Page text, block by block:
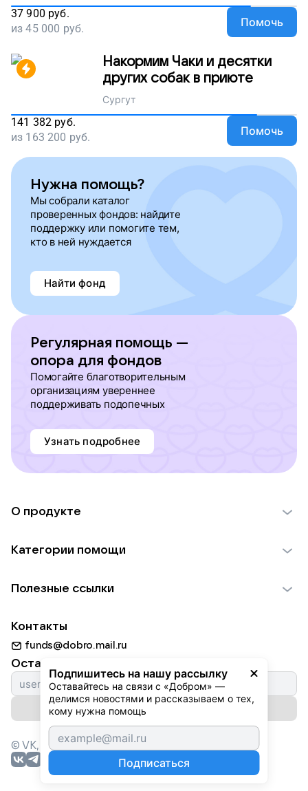
37 900 руб.
из45 000 руб. Помочь
Накормим Чаки и десятки
других собак в приюте
Сургут
141 382 руб.
из 163 200 руб. Помочь
Нужна помощь?
Мы собрали каталог
проверенных фондов: найдите
поддержку или помогите тем,
кто в ней нуждается
Найти фонд
Регулярная помощь —
опора для фондов
Помогайте благотворительным
организациям увереннее
поддерживать подопечных
Узнать подробнее
Подпишитесь на нашу рассылку
Оставайтесь на связи с «Добром» —
делимся новостями и рассказываем о тех,
кому нужна помощь
Подписаться
О продукте
Использование материалов
Для НКО
Партнерам
Категории помощи
Пожилым
Животным
Природе
Культуре
Фондам
Полезные ссылки
Добрый день
Истории
Автоплатежи
Контакты
funds@dobro.mail.ru
Оставайтесь с нами
Подписаться на рассылку
© VK, 2026г. Все права защищены.